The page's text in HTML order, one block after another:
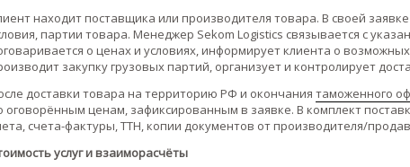
находит поставщика или производителя товара. В своей
партии товара. Менеджер Sekom Logistics связывается с
о ценах и условиях, информирует клиента о
закупку грузовых партий, организует и контролирует
доставки товара на территорию РФ и окончания таможенного
оговорённым ценам, зафиксированным в заявке. В комплект
счета-фактуры, ТТН, копии документов от производителя/
услуг и взаиморасчёты